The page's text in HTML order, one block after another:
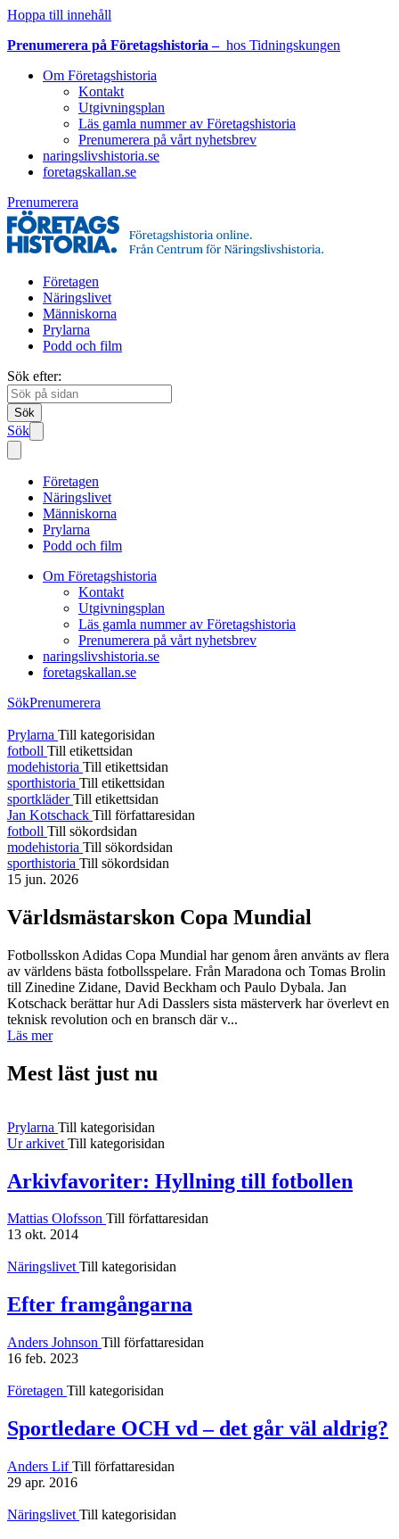
Hoppa till innehåll
Prenumerera på Företagshistoria – hos Tidningskungen
Om Företagshistoria
Kontakt
Utgivningsplan
Läs gamla nummer av Företagshistoria
Prenumerera på vårt nyhetsbrev
naringslivshistoria.se
foretagskallan.se
Prenumerera
Företagen
Näringslivet
Människorna
Prylarna
Podd och film
Sök efter:
Sök
Sök
Företagen
Näringslivet
Människorna
Prylarna
Podd och film
Om Företagshistoria
Kontakt
Utgivningsplan
Läs gamla nummer av Företagshistoria
Prenumerera på vårt nyhetsbrev
naringslivshistoria.se
foretagskallan.se
SökPrenumerera
Prylarna Till kategorisidan
fotboll Till etikettsidan
modehistoria Till etikettsidan
sporthistoria Till etikettsidan
sportkläderTill etikettsidan
Jan Kotschack Till författaresidan
fotboll Till sökordsidan
modehistoria Till sökordsidan
sporthistoria Till sökordsidan
15 jun. 2026
Världsmästarskon Copa Mundial
Fotbollsskon Adidas Copa Mundial har genom åren använts av flera
av världens bästa fotbollsspelare. Från Maradona och Tomas Brolin
till Zinedine Zidane, David Beckham och Paulo Dybala. Jan
Kotschack berättar hur Adi Dasslers sista mästerverk har överlevt en
teknisk revolution och en bransch där v...
Läs mer
Mest läst just nu
Prylarna Till kategorisidan
Ur arkivet Till kategorisidan
Arkivfavoriter: Hyllning till fotbollen
Mattias Olofsson Till författaresidan
13 okt. 2014
NäringslivetTill kategorisidan
Efter framgångarna
Anders Johnson Till författaresidan
16 feb. 2023
Företagen Till kategorisidan
Sportledare OCH vd – det går väl aldrig?
Anders LifTill författaresidan
29 apr. 2016
Näringslivet Till kategorisidan